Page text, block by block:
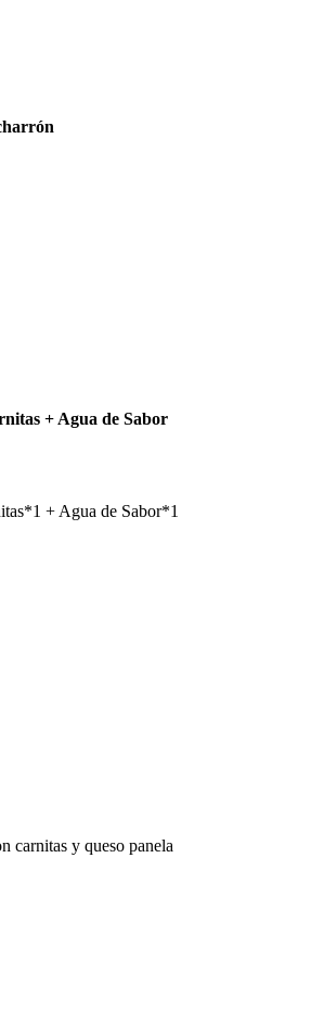
+ Agua de Sabor
+ Agua de Sabor*1
carnitas y queso panela